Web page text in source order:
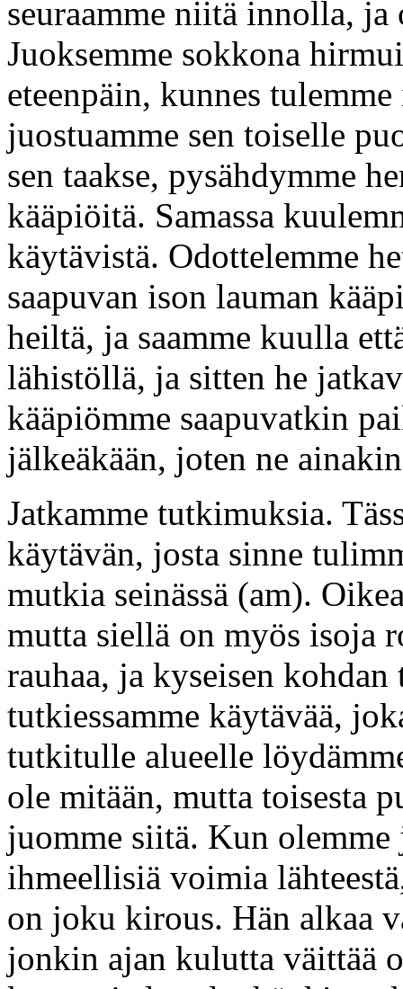
seuraamme niitä innolla,
Juoksemme sokkona
eteenpäin, kunnes
juostuamme sen toiselle
sen taakse, pysähdymme
kääpiöitä. Samassa
käytävistä. Odottelemme
saapuvan ison lauman
heiltä, ja saamme kuulla
lähistöllä, ja sitten he
kääpiömme saapuvatkin
jälkeäkään, joten ne
Jatkamme tutkimuksia.
käytävän, josta sinne
mutkia seinässä (am).
mutta siellä on myös isoja
rauhaa, ja kyseisen
tutkiessamme käytävää,
tutkitulle alueelle
ole mitään, mutta toisesta
juomme siitä. Kun olemme
ihmeellisiä voimia
on joku kirous. Hän alkaa
jonkin ajan kulutta väittää